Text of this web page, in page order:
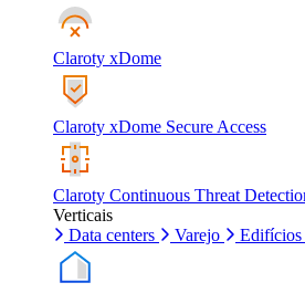
Claroty xDome
Claroty xDome Secure Access
Claroty Continuous Threat
Verticais
Data centers
Varejo Edifícios